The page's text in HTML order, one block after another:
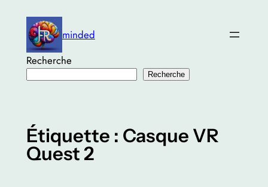
contenu
minded
Recherche
Recherche
Étiquette : Casque VR
Quest 2